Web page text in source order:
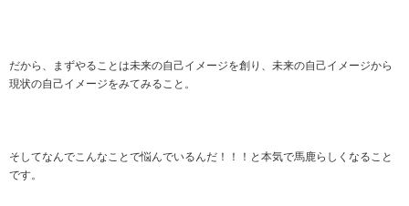
だから、まずやることは未来の自己イメージを創り、未来の自己イメージから
現状の自己イメージをみてみること。
そしてなんでこんなことで悩んでいるんだ！！！と本気で馬鹿らしくなること
です。